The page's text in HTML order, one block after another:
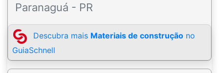
Paranaguá - PR
Descubra mais Materiais de construção no
GuiaSchnell